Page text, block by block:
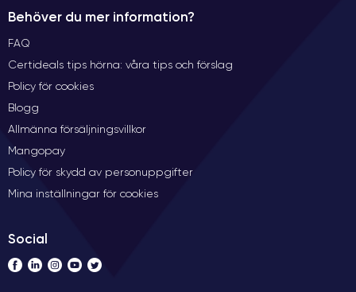
Behöver du mer information?
FAQ
Certideals tips hörna: våra tips och förslag
Policy för cookies
Blogg
Allmänna försäljningsvillkor
Mangopay
Policy för skydd av personuppgifter
Mina inställningar för cookies
Social